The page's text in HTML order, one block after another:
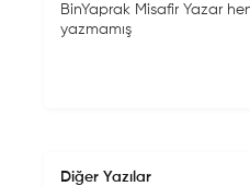
BinYaprak Misafir Yazar
yazmamış
Diğer Yazılar